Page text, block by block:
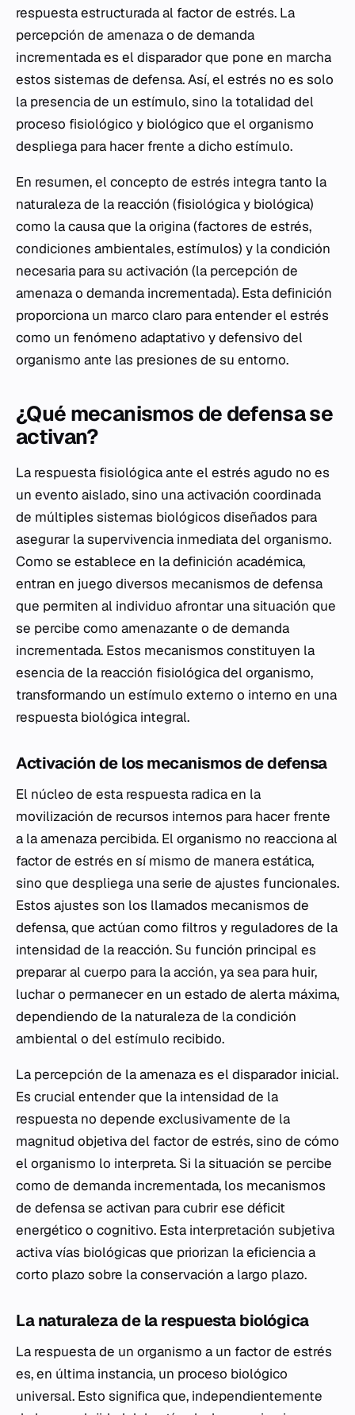
respuesta estructurada al factor de estrés. La
percepción de amenaza o de demanda
incrementada es el disparador que pone en marcha
estos sistemas de defensa. Así, el estrés no es solo
la presencia de un estímulo, sino la totalidad del
proceso fisiológico y biológico que el organismo
despliega para hacer frente a dicho estímulo.
En resumen, el concepto de estrés integra tanto la
naturaleza de la reacción (fisiológica y biológica)
como la causa que la origina (factores de estrés,
condiciones ambientales, estímulos) y la condición
necesaria para su activación (la percepción de
amenaza o demanda incrementada). Esta definición
proporciona un marco claro para entender el estrés
como un fenómeno adaptativo y defensivo del
organismo ante las presiones de su entorno.
¿Qué mecanismos de defensa se
activan?
La respuesta fisiológica ante el estrés agudo no es
un evento aislado, sino una activación coordinada
de múltiples sistemas biológicos diseñados para
asegurar la supervivencia inmediata del organismo.
Como se establece en la definición académica,
entran en juego diversos mecanismos de defensa
que permiten al individuo afrontar una situación que
se percibe como amenazante o de demanda
incrementada. Estos mecanismos constituyen la
esencia de la reacción fisiológica del organismo,
transformando un estímulo externo o interno en una
respuesta biológica integral.
Activación de los mecanismos de defensa
El núcleo de esta respuesta radica en la
movilización de recursos internos para hacer frente
a la amenaza percibida. El organismo no reacciona al
factor de estrés en sí mismo de manera estática,
sino que despliega una serie de ajustes funcionales.
Estos ajustes son los llamados mecanismos de
defensa, que actúan como filtros y reguladores de la
intensidad de la reacción. Su función principal es
preparar al cuerpo para la acción, ya sea para huir,
luchar o permanecer en un estado de alerta máxima,
dependiendo de la naturaleza de la condición
ambiental o del estímulo recibido.
La percepción de la amenaza es el disparador inicial.
Es crucial entender que la intensidad de la
respuesta no depende exclusivamente de la
magnitud objetiva del factor de estrés, sino de cómo
el organismo lo interpreta. Si la situación se percibe
como de demanda incrementada, los mecanismos
de defensa se activan para cubrir ese déficit
energético o cognitivo. Esta interpretación subjetiva
activa vías biológicas que priorizan la eficiencia a
corto plazo sobre la conservación a largo plazo.
La naturaleza de la respuesta biológica
La respuesta de un organismo a un factor de estrés
es, en última instancia, un proceso biológico
universal. Esto significa que, independientemente